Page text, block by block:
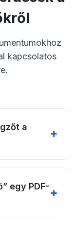
kapcsolatos
a
egy PDF-